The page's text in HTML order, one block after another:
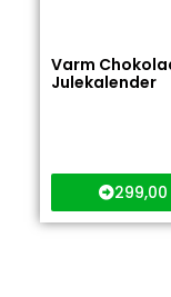
Varm
Julekalender
299,00